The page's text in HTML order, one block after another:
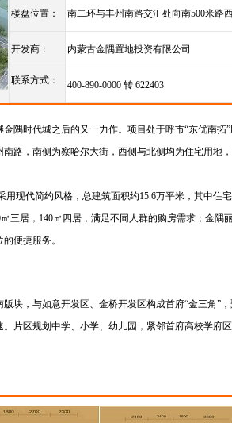
楼盘位置： 南二环与丰州南路交汇处向南500米路
开发商： 内蒙古金隅置地投资有限公司
联系方式： 400-890-0000 转 622403
隅时代城之后的又一力作。项目处于呼市“东优南拓
路，南侧为察哈尔大街，西侧与北侧均为住宅用地，
现代简约风格，总建筑面积约15.6万平米，其中住
三居，140㎡四居，满足不同人群的购房需求；金隅
便捷服务。
块，与如意开发区、金桥开发区构成首府“金三角”
片区规划中学、小学、幼儿园，紧邻首府高校学府